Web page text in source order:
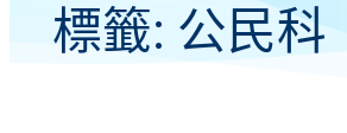
標籤: 公民科